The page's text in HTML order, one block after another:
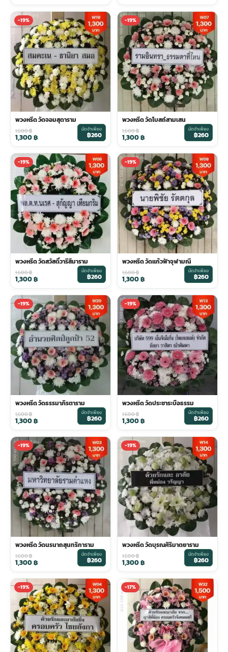
-19%
พวงหรีด วัดจอมสุดาราม
1,600฿
1,300฿
มัดจำเพียง
฿260
-19%
พวงหรีด วัดโบสถ์สามเสน
1,600฿
1,300฿
มัดจำเพียง
฿260
-19%
พวงหรีด วัดสวัสดิ์วารีสีมาราม
1,600฿
1,300฿
มัดจำเพียง
฿260
-19%
พวงหรีด วัดแก้วฟ้าจุฬามณี
1,600฿
1,300฿
มัดจำเพียง
฿260
-19%
พวงหรีด วัดธรรมาภิรตาราม
1,600฿
1,300฿
มัดจำเพียง
฿260
-19%
พวงหรีด วัดประชาระบือธรรม
1,600฿
1,300฿
มัดจำเพียง
฿260
-19%
พวงหรีด วัดนรนาถสุนทริการาม
1,600฿
1,300฿
มัดจำเพียง
฿260
-19%
พวงหรีด วัดบุรณศิริมาตยาราม
1,600฿
1,300฿
มัดจำเพียง
฿260
-19% -17%